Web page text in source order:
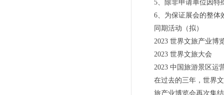
5、除非申请单位因特
6、为保证展会的整体
同期活动（拟）
2023 世界文旅产业博
2023 世界文旅大会
2023 中国旅游景区运
在过去的三年，世界
旅产业博览会再次集